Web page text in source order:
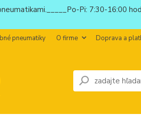
Pi: 7:30-16:00
pneumatiky O firme Doprava a